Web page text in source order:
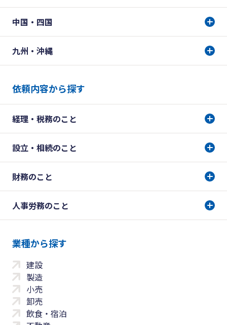
中国・四国
九州・沖縄
依頼内容から探す
経理・税務のこと
設立・相続のこと
財務のこと
人事労務のこと
業種から探す
建設
製造
小売
卸売
飲食・宿泊